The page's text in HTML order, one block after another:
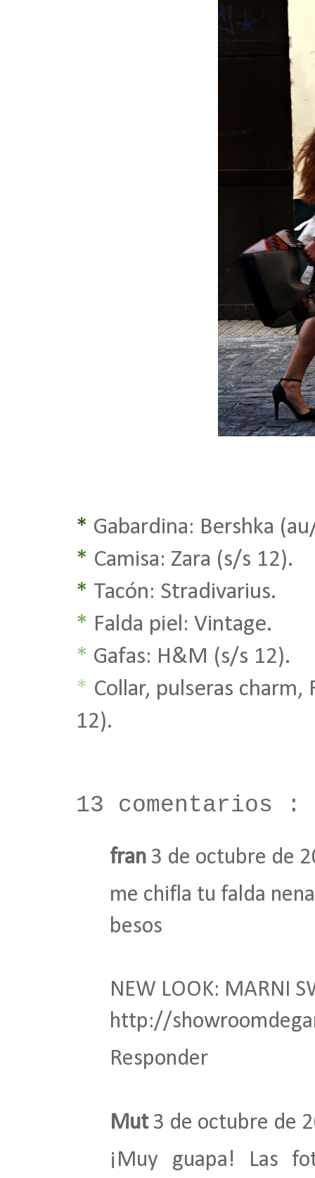
* Gabardina: Bershka
* Camisa: Zara (s/s 12).
* Tacón: Stradivarius.
* Falda piel: Vintage.
* Gafas: H&M (s/s 12).
* Collar, pulseras charm,
12).
13 comentarios :
fran 3 de octubre de
me chifla tu falda
besos
NEW LOOK: MARNI
http://
Responder
Mut 3 de octubre de
¡Muy guapa! Las